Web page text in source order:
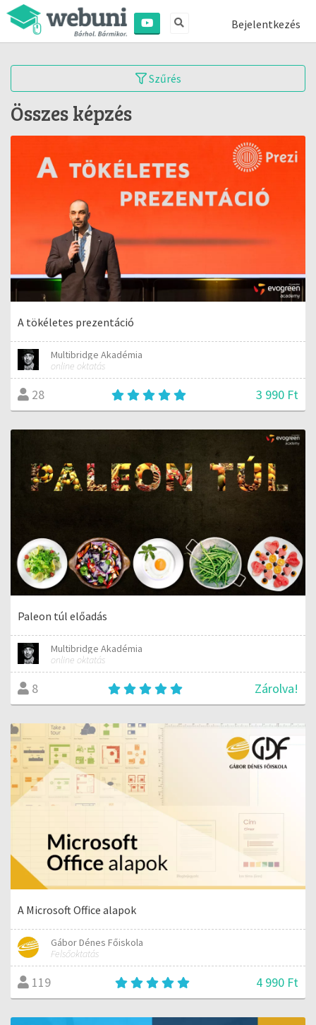
Bejelentkezés
Szűrés
Összes képzés
A tökéletes prezentáció
Multibridge Akadémia
online oktatás
28 3 990 Ft
Paleon túl előadás
Multibridge Akadémia
online oktatás
8 Zárolva!
A Microsoft Office alapok
Gábor Dénes Főiskola
Felsőoktatás
119 4 990 Ft